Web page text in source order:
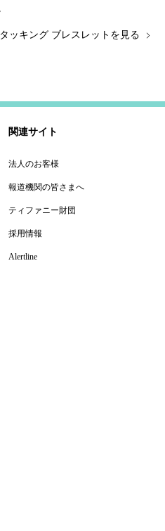
ッキング ブレスレットを見る
関連サイト
法人のお客様
報道機関の皆さまへ
ティファニー財団
採用情報
Alertline